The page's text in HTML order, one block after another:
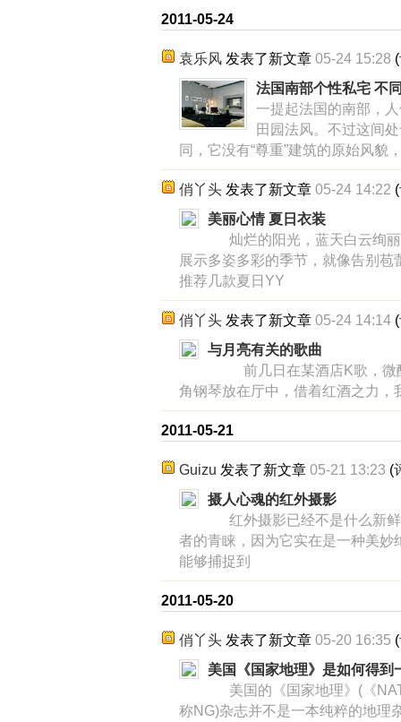
2011-05-24
袁乐风 发表了新文章 05-24 15:28 (
法国南部个性私宅 不
一提起法国的南部，
田园法风。不过这间
同，它没有“尊重”建筑的原始风貌
俏丫头 发表了新文章 05-24 14:22 (
美丽心情 夏日衣装
灿烂的阳光，蓝天白云绚丽
展示多姿多彩的季节，就像告别
推荐几款夏日YY
俏丫头 发表了新文章 05-24 14:14 (
与月亮有关的歌曲
前几日在某酒店K歌，微
角钢琴放在厅中，借着红酒之力
2011-05-21
Guizu 发表了新文章 05-21 13:23 (
摄人心魂的红外摄影
红外摄影已经不是什么新鲜
者的青睐，因为它实在是一种美
能够捕捉到
2011-05-20
俏丫头 发表了新文章 05-20 16:35 (
美国《国家地理》是如何得到
美国的《国家地理》(《
称NG)杂志并不是一本纯粹的地理